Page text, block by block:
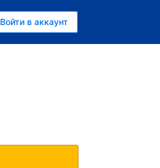
Войти в аккаунт